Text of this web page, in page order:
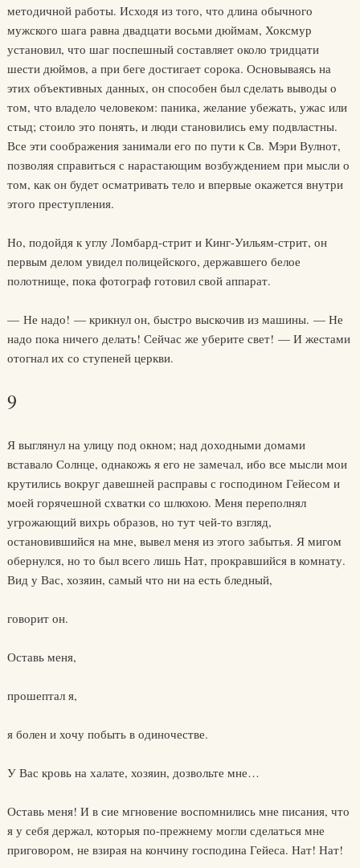
методичной работы. Исходя из того, что длина обычного
мужского шага равна двадцати восьми дюймам, Хоксмур
установил, что шаг поспешный составляет около тридцати
шести дюймов, а при беге достигает сорока. Основываясь на
этих объективных данных, он способен был сделать выводы о
том, что владело человеком: паника, желание убежать, ужас или
стыд; стоило это понять, и люди становились ему подвластны.
Все эти соображения занимали его по пути к Св. Мэри Вулнот,
позволяя справиться с нарастающим возбуждением при мысли о
том, как он будет осматривать тело и впервые окажется внутри
этого преступления.
Но, подойдя к углу Ломбард-стрит и Кинг-Уильям-стрит, он
первым делом увидел полицейского, державшего белое
полотнище, пока фотограф готовил свой аппарат.
— Не надо! — крикнул он, быстро выскочив из машины. — Не
надо пока ничего делать! Сейчас же уберите свет! — И жестами
отогнал их со ступеней церкви.
9
Я выглянул на улицу под окном; над доходными домами
вставало Солнце, однакожь я его не замечал, ибо все мысли мои
крутились вокруг давешней расправы с господином Гейесом и
моей горячешной схватки со шлюхою. Меня переполнял
угрожающий вихрь образов, но тут чей-то взгляд,
остановившийся на мне, вывел меня из этого забытья. Я мигом
обернулся, но то был всего лишь Нат, прокравшийся в комнату.
Вид у Вас, хозяин, самый что ни на есть бледный,
говорит он.
Оставь меня,
прошептал я,
я болен и хочу побыть в одиночестве.
У Вас кровь на халате, хозяин, дозвольте мне…
Оставь меня! И в сие мгновение воспомнились мне писания, что
я у себя держал, которыя по-прежнему могли сделаться мне
приговором, не взирая на кончину господина Гейеса. Нат! Нат!